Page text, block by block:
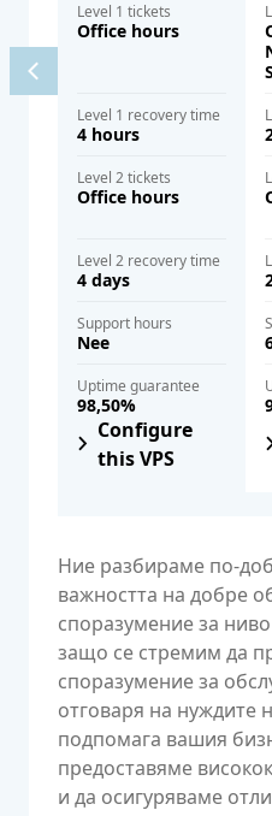
Level 1 tickets
Office hours
Level 1 recovery time
4 hours
Level 2 tickets
Office hours
Level 2 recovery time
4 days
Support hours
Nee
Uptime guarantee
98,50%
Configure
this VPS
Ние разбираме по-
важността на добре
споразумение за
защо се стремим да
споразумение за
отговаря на нуждите
подпомага вашия
предоставяме
и да осигуряваме